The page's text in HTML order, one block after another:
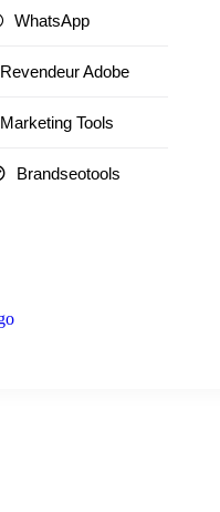
WhatsApp
Revendeur Adobe
Marketing Tools
Brandseotools